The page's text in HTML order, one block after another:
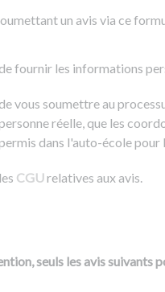
un avis via ce
de fournir les informations
de vous soumettre au
réelle, que les
dans l'auto-école pour
les CGUrelatives aux avis.
seuls les avis suivants